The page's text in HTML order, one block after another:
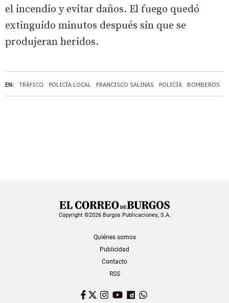
EN: TRÁFICO POLICÍA LOCAL FRANCISCO SALINAS POLICÍA BOMBEROS
el incendio y evitar daños. El fuego quedó
extinguido minutos después sin que se
produjeran heridos.
Copyright ©2026 Burgos Publicaciones, S.A.
Quiénes somos
Publicidad
Contacto
RSS
Facebook
TwitterInstagram
YouTubeDailymotion